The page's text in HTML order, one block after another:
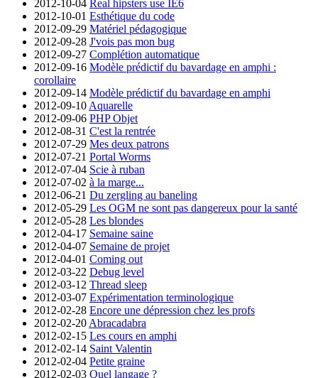
2012-10-04 Real hipsters use IE6
2012-10-01 Esthétique du code
2012-09-29 Matériel pédagogique
2012-09-28 J'vois pas mon bug
2012-09-27 Complétion automatique
2012-09-16 Modèle prédictif du bavardage en amphi :
corollaire
2012-09-14 Modèle prédictif du bavardage en amphi
2012-09-10 Aquarelle
2012-09-06 PHP Objet
2012-08-31 C'est la rentrée
2012-07-29 Mes deux patrons
2012-07-21 Portal Worms
2012-07-04 Scie à ruban
2012-07-02 à la marge...
2012-06-21 Du zergling au baneling
2012-05-29 Les OGM ne sont pas dangereux pour la santé
2012-05-28 Les blondes
2012-04-17 Semaine saine
2012-04-07 Semaine de projet
2012-04-01 Coming out
2012-03-22 Debug level
2012-03-12 Thread sleep
2012-03-07 Expérimentation terminologique
2012-02-28 Encore une dépression chez les profs
2012-02-20 Abracadabra
2012-02-15 Les cours en amphi
2012-02-14 Saint Valentin
2012-02-04 Petite graine
2012-02-03 Quel langage ?